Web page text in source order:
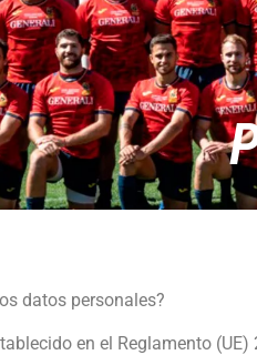
datos personales?
en el Reglamento